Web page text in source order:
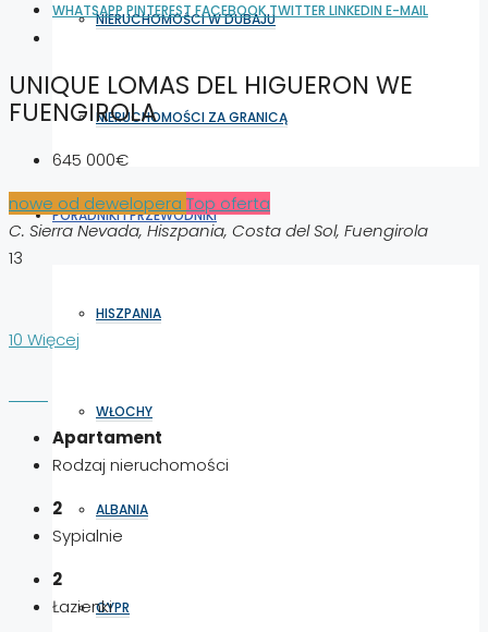
NIERUCHOMOŚCI W DUBAJU
NIERUCHOMOŚCI ZA GRANICĄ
PORADNIKI I PRZEWODNIKI
HISZPANIA
WŁOCHY
ALBANIA
CYPR
WHATSAPPPINTEREST FACEBOOKTWITTER LINKEDIN E-MAIL
UNIQUE LOMAS DEL HIGUERON WE
FUENGIROLA
645 000€
nowe od dewelopera Top oferta
C. Sierra Nevada, Hiszpania, Costa del Sol, Fuengirola
13
10 Więcej
Apartament
Rodzaj nieruchomości
2
Sypialnie
2
Łazienki